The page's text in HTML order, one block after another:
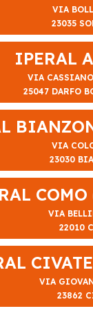
VIA
23035
IPERAL
VIA
25047 DARFO
VIA
23030
VIA
22010
VIA
23862